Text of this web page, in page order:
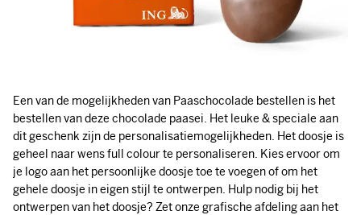
Een van de mogelijkheden van Paaschocolade bestellen is het
bestellen van deze chocolade paasei. Het leuke & speciale aan
dit geschenk zijn de personalisatiemogelijkheden. Het doosje is
geheel naar wens full colour te personaliseren. Kies ervoor om
je logo aan het persoonlijke doosje toe te voegen of om het
gehele doosje in eigen stijl te ontwerpen. Hulp nodig bij het
ontwerpen van het doosje? Zet onze grafische afdeling aan het